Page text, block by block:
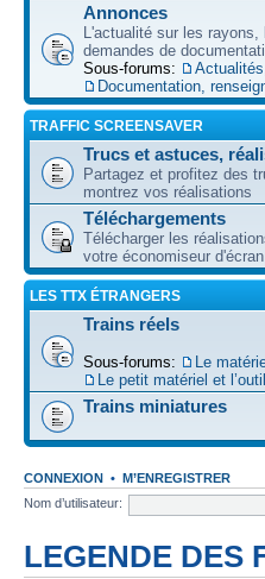
Annonces
L'actualité sur les
demandes de
Sous-forums:
Actualités
Documentation,
TRAFFIC SCREENSAVER
Trucs et astuces,
Partagez et profitez des
montrez vos réalisations
Téléchargements
Télécharger les
votre économiseur d'écran
LES TTX ÉTRANGERS
Trains réels
Sous-forums: Le
Le petit matériel et
Trains miniatures
CONNEXION • M’ENREGISTRER
Nom d’utilisateur:
LEGENDE DES